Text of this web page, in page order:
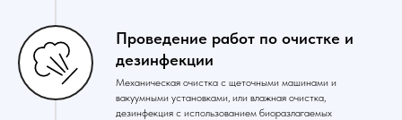
Проведение работ по очистке и
дезинфекции
Механическая очистка с щеточными машинами и
вакуумными установками, или влажная очистка,
дезинфекция с использованием биоразлагаемых